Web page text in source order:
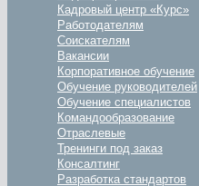
Кадровый центр «Курс»
Работодателям
Соискателям
Вакансии
Корпоративное обучение
Обучение руководителей
Обучение специалистов
Командообразование
Отраслевые
Тренинги под заказ
Консалтинг
Разработка стандартов